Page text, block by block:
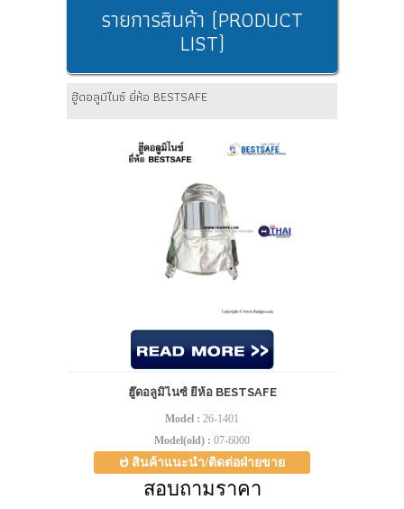
รายการสินค้า (PRODUCT
LIST)
ฮู๊ดอลูมิไนซ์ ยี่ห้อ BESTSAFE
ฮู๊ดอลูมิไนซ์ ยี่ห้อ BESTSAFE
Model : 26-1401
Model(old) : 07-6000
สินค้าแนะนำ/ติดต่อฝ่ายขาย
สอบถามราคา